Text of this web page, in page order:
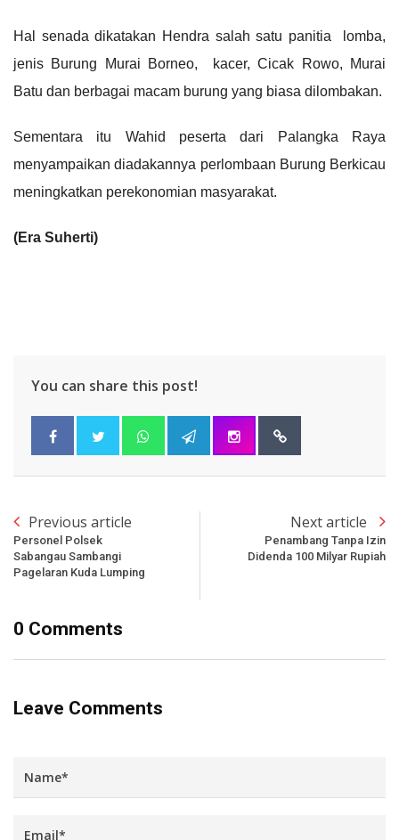
Hal senada dikatakan Hendra salah satu panitia lomba,
jenis Burung Murai Borneo, kacer, Cicak Rowo, Murai
Batu dan berbagai macam burung yang biasa dilombakan.
Sementara itu Wahid peserta dari Palangka Raya
menyampaikan diadakannya perlombaan Burung Berkicau
meningkatkan perekonomian masyarakat.
(Era Suherti)
You can share this post!
Previous article
Personel Polsek
Sabangau Sambangi
Pagelaran Kuda Lumping
Next article
Penambang Tanpa Izin
Didenda 100 Milyar Rupiah
0 Comments
Leave Comments